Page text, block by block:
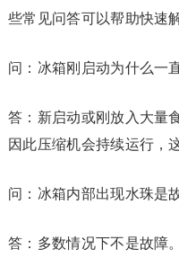
些常见问答可以帮助快速
问：冰箱刚启动为什么一
答：新启动或刚放入大量
因此压缩机会持续运行，
问：冰箱内部出现水珠是
答：多数情况下不是故障